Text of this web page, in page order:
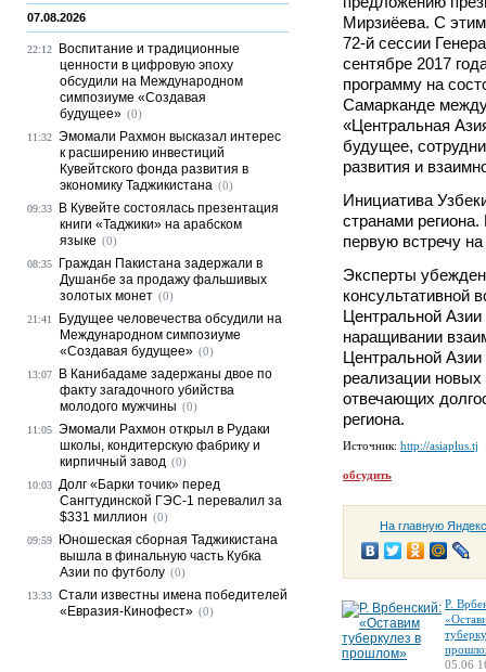
Мирзиёева. С
72-й сессии
сентябре 2017
программу на
Самарканде
«Центральная
будущее,
развития и
Инициатива
странами
первую встречу
Эксперты
консультативной
Центральной
наращивании
Центральной Азии
реализации новых
отвечающих
региона.
Источник: http://asiaplus.tj
обсудить
На главную
Р.
05.06
07.08.2026
22:12
Воспитание и традиционные
ценности в цифровую эпоху
обсудили на Международном
симпозиуме «Создавая
будущее» (0)
11:32 Эмомали Рахмон высказал интерес
к расширению инвестиций
Кувейтского фонда развития в
экономику Таджикистана (0)
09:33
В Кувейте состоялась презентация
книги «Таджики» на арабском
языке (0)
08:35
Граждан Пакистана задержали в
Душанбе за продажу фальшивых
золотых монет (0)
21:41
Будущее человечества обсудили на
Международном симпозиуме
«Создавая будущее» (0)
13:07
В Канибадаме задержаны двое по
факту загадочного убийства
молодого мужчины (0)
11:05 Эмомали Рахмон открыл в Рудаки
школы, кондитерскую фабрику и
кирпичный завод (0)
10:03 Долг «Барки точик» перед
Сангтудинской ГЭС-1 перевалил за
$331 миллион (0)
09:59
Юношеская сборная Таджикистана
вышла в финальную часть Кубка
Азии по футболу (0)
13:33 Стали известны имена победителей
«Евразия-Кинофест» (0)